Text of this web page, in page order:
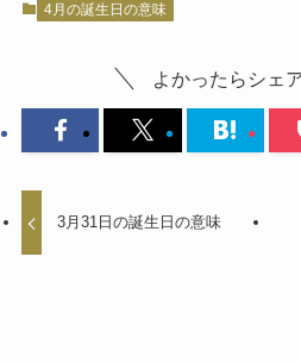
4月の誕生日の意味
よかったらシェ
3月31日の誕生日の意味